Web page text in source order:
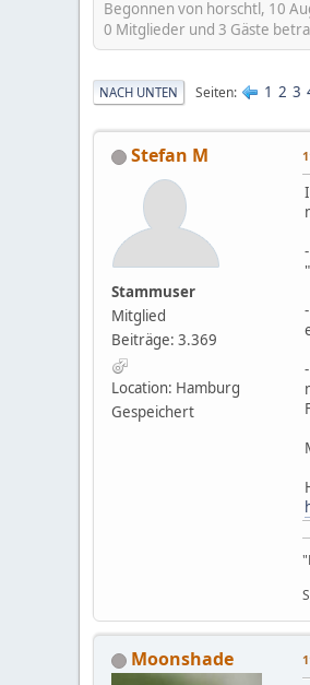
Begonnen von horschtl, 10
0 Mitglieder und 3 Gäste
NACH UNTEN Seiten 1 2 3
Stefan M
Stammuser
Mitglied
Beiträge: 3.369
Location: Hamburg
Gespeichert
Moonshade